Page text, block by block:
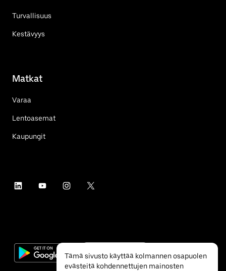
Turvallisuus
Kestävyys
Matkat
Varaa
Lentoasemat
Kaupungit
Tämä sivusto käyttää kolmannen osapuolen
evästeitä kohdennettujen mainosten